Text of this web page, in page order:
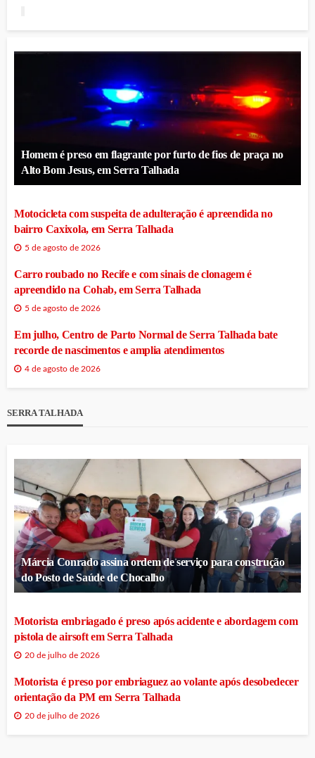
Homem é preso em flagrante por furto de fios de praça no
Alto Bom Jesus, em Serra Talhada
Motocicleta com suspeita de adulteração é apreendida no
bairro Caxixola, em Serra Talhada
5 de agosto de 2026
Carro roubado no Recife e com sinais de clonagem é
apreendido na Cohab, em Serra Talhada
5 de agosto de 2026
Em julho, Centro de Parto Normal de Serra Talhada bate
recorde de nascimentos e amplia atendimentos
4 de agosto de 2026
SERRA TALHADA
Márcia Conrado assina ordem de serviço para construção
do Posto de Saúde de Chocalho
Motorista embriagado é preso após acidente e abordagem com
pistola de airsoft em Serra Talhada
20 de julho de 2026
Motorista é preso por embriaguez ao volante após desobedecer
orientação da PM em Serra Talhada
20 de julho de 2026